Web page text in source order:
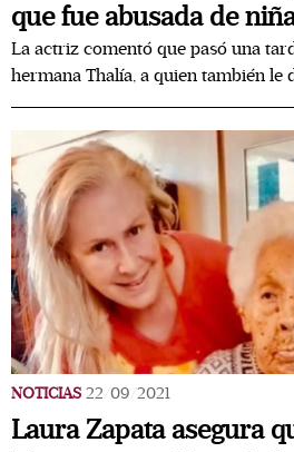
que fue abusada de
La actriz comentó que pasó una
hermana Thalía, a quien también le
NOTICIAS 22/09/2021
Laura Zapata asegura